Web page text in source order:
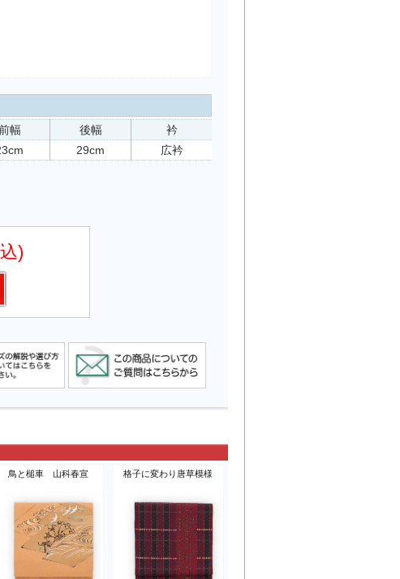
幅
後幅
29cm
衿
広衿
)
鳥と槌車 山科春宣 格子に変わり唐草模様